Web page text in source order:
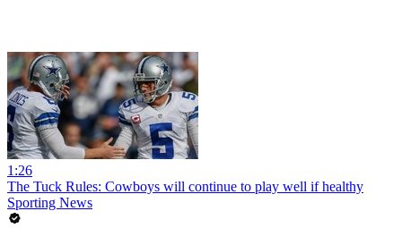
1:26
The Tuck Rules: Cowboys will continue to play well if healthy
Sporting News